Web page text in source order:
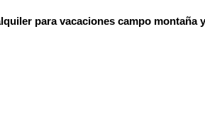
para vacaciones campo montaña